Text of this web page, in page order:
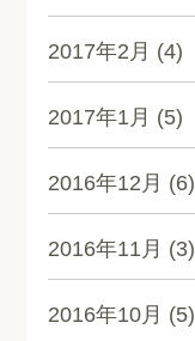
2017年2月 (4)
2017年1月 (5)
2016年12月 (6)
2016年11月 (3)
2016年10月 (5)